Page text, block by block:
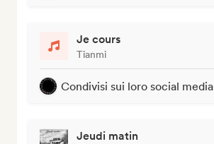
Je cours
Tianmi
Condivisi sui loro social media
Jeudi matin